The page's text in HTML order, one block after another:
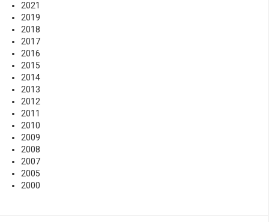
2021
2019
2018
2017
2016
2015
2014
2013
2012
2011
2010
2009
2008
2007
2005
2000